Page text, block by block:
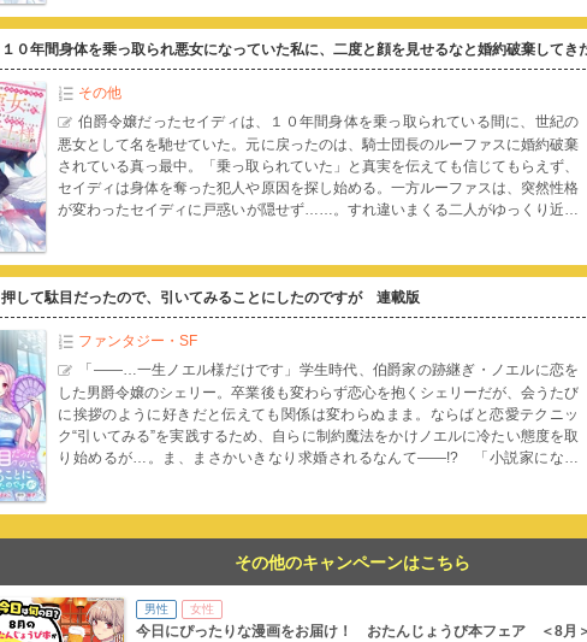
１０年間身体を乗っ取られ悪女になっていた私に、二度と顔を見せるなと婚約破棄してき
その他
伯爵令嬢だったセイディは、１０年間身体を乗っ取られている間に、世紀の
悪女として名を馳せていた。元に戻ったのは、騎士団長のルーファスに婚約破棄
されている真っ最中。「乗っ取られていた」と真実を伝えても信じてもらえず、
セイディは身体を奪った犯人や原因を探し始める。一方ルーファスは、突然性格
が変わったセイディに戸惑いが隠せず……。すれ違いまくる二人がゆっくり近づ
押して駄目だったので、引いてみることにしたのですが 連載版
ファンタジー・SF
「――…一生ノエル様だけです」学生時代、伯爵家の跡継ぎ・ノエルに恋を
した男爵令嬢のシェリー。卒業後も変わらず恋心を抱くシェリーだが、会うたび
に挨拶のように好きだと伝えても関係は変わらぬまま。ならばと恋愛テクニッ
ク“引いてみる”を実践するため、自らに制約魔法をかけノエルに冷たい態度を取
り始めるが…。ま、まさかいきなり求婚されるなんて――!? 「小説家になろ
その他のキャンペーンはこちら
男性 女性
今日にぴったりな漫画をお届け！ おたんじょうび本フェア ＜8月